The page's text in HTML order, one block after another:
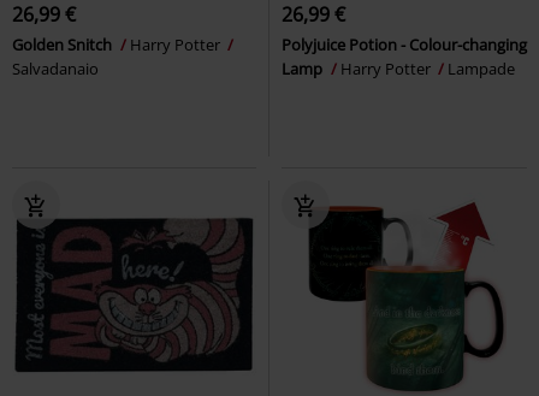
26,99 €
Golden Snitch
Harry Potter
Salvadanaio
26,99 €
Polyjuice Potion - Colour-changing
Lamp
Harry Potter Lampade